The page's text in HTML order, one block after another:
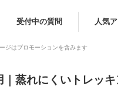
受付中の質問 人気
ジはプロモーションを含みます
蒸れにくいトレッ